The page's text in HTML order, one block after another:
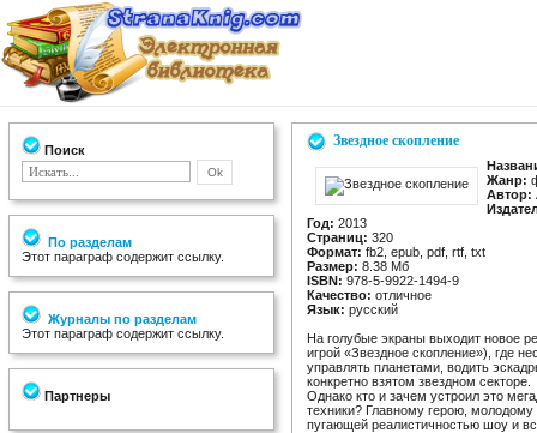
Поиск
По разделам
Этот параграф содержит ссылку.
Журналы по разделам
Этот параграф содержит ссылку.
Партнеры
Звездное скопление
Жанр:
Автор:
Год: 2013
Страниц: 320
Формат: fb2, epub, pdf, rtf, txt
Размер: 8.38 Мб
ISBN: 978-5-9922-1494-9
Качество: отличное
Язык: русский
На голубые экраны выходит новое
игрой «Звездное скопление»), где
управлять планетами, водить
конкретно взятом звездном секторе.
Однако кто и зачем устроил это
техники? Главному герою,
пугающей реалистичностью шоу и